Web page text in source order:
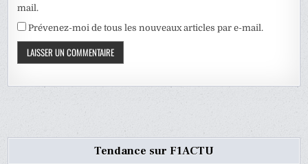
mail.
Prévenez-moi de tous les nouveaux articles par e-mail.
Tendance sur F1ACTU